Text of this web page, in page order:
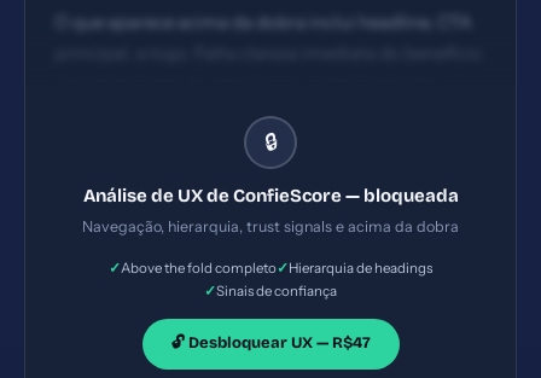
O que aparece acima da dobra inclui headline, CTA
Hierarquia básica presente (headline, subtexto,
CTA), porém há repetição de elementos visuais que
melhor organização em seções e headings para
guiar a leitura.
🔒
Análise de UX de ConfieScore — bloqueada
Navegação, hierarquia, trust signals e acima da dobra
✓Above the fold completo✓Hierarquia de headings
✓Sinais de confiança
🔓 Desbloquear UX — R$47